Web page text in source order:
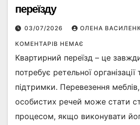
переїзду
03/07/2026 ОЛЕНА
КОМЕНТАРІВ НЕМАЄ
Квартирний переїзд – це
потребує ретельної організації
підтримки. Перевезення
особистих речей може стати
процесом, якщо виконувати